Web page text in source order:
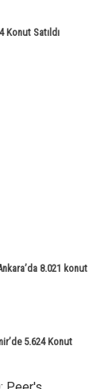
Konut Satıldı
8.021 konut
5.624 Konut